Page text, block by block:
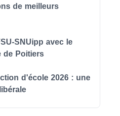
de meilleurs
SNUipp avec le
de Poitiers
d'école 2026 : une